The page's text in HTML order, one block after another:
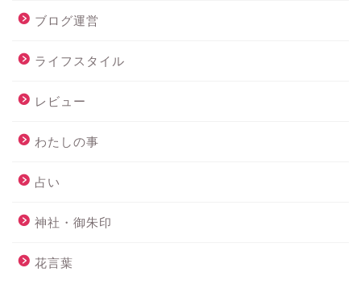
ブログ運営
ライフスタイル
レビュー
わたしの事
占い
神社・御朱印
花言葉